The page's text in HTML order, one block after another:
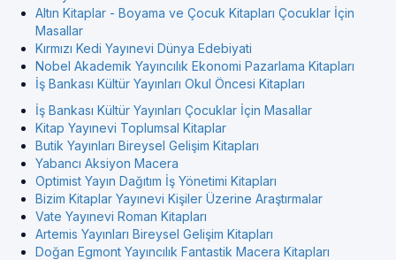
Altın Kitaplar - Boyama ve Çocuk Kitapları Çocuklar İçin
Masallar
Kırmızı Kedi Yayınevi Dünya Edebiyati
Nobel Akademik Yayıncılık Ekonomi Pazarlama Kitapları
İş Bankası Kültür Yayınları Okul Öncesi Kitapları
İş Bankası Kültür Yayınları Çocuklar İçin Masallar
Kitap Yayınevi Toplumsal Kitaplar
Butik Yayınları Bireysel Gelişim Kitapları
Yabancı Aksiyon Macera
Optimist Yayın Dağıtım İş Yönetimi Kitapları
Bizim Kitaplar Yayınevi Kişiler Üzerine Araştırmalar
Vate Yayınevi Roman Kitapları
Artemis Yayınları Bireysel Gelişim Kitapları
Doğan Egmont Yayıncılık Fantastik Macera Kitapları